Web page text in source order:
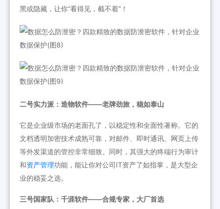
黑或隐藏，让你“看得见，截不着”！
二号实力派：造物软件——老牌劲旅，稳如泰山
它是企业级市场的老面孔了，以稳定性和全面性著称。它的
文档透明加密技术成熟可靠，对邮件、即时通讯、网页上传
等外发渠道的管控非常细致。同时，其强大的终端行为审计
和资产管理功能，能让你对公司IT资产了如指掌，是大型企
业的稳妥之选。
三号国家队：千涯软件——合规专家，大厂首选